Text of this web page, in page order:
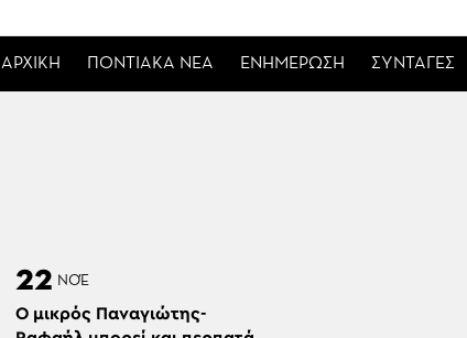
ΑΡΧΙΚΗ ΠΟΝΤΙΑΚΑ ΝΕΑ ΕΝΗΜΕΡΩΣΗ ΣΥΝΤΑΓΕΣ
22 ΝΟΈ
Ο μικρός Παναγιώτης-